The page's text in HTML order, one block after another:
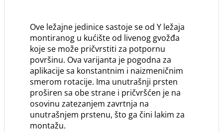
Ove ležajne jedinice sastoje se od Y ležaja
montiranog u kućište od livenog gvožđa
koje se može pričvrstiti za potpornu
površinu. Ova varijanta je pogodna za
aplikacije sa konstantnim i naizmeničnim
smerom rotacije. Ima unutrašnji prsten
proširen sa obe strane i pričvršćen je na
osovinu zatezanjem zavrtnja na
unutrašnjem prstenu, što ga čini lakim za
montažu.